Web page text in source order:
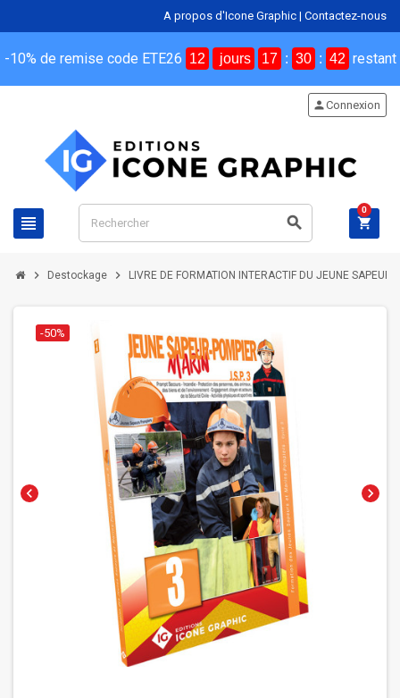
A propos d'Icone Graphic | Contactez-nous
-10% de remise code ETE26 12 jours 17 : 30 : 41 restant
view_headline search
personConnexion
shopping_cart
0
chevron_right Destockage chevron_right LIVRE DE FORMATION INTERACTIF DU JEUNE
chevron_left chevron_right
-50%